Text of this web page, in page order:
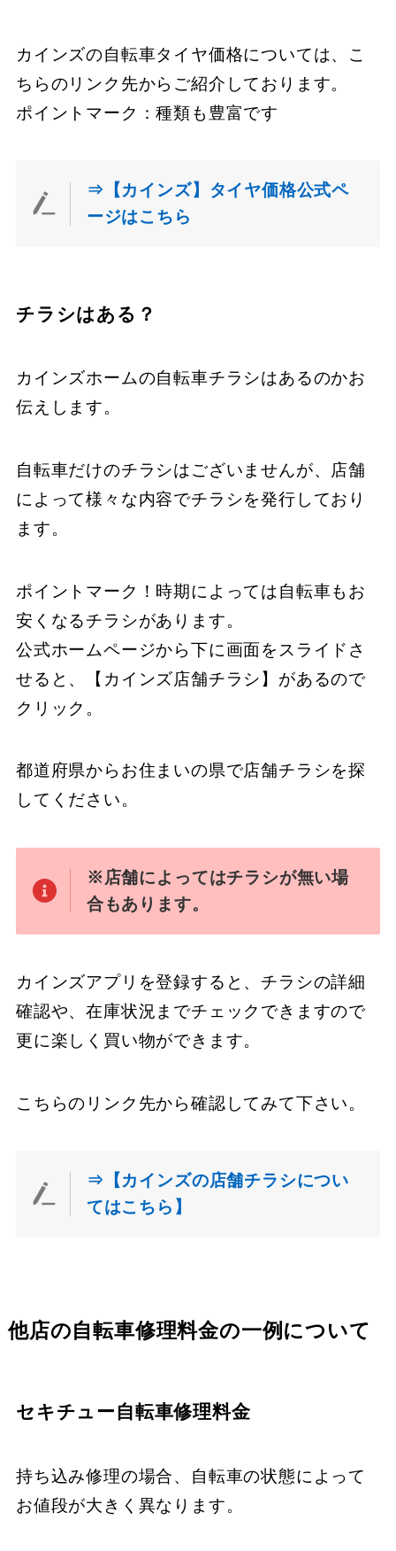
カインズの自転車タイヤ価格については、こ
ちらのリンク先からご紹介しております。
ポイントマーク：種類も豊富です
⇒【カインズ】タイヤ価格公式ペ
ージはこちら
チラシはある？
カインズホームの自転車チラシはあるのかお
伝えします。
自転車だけのチラシはございませんが、店舗
によって様々な内容でチラシを発行しており
ます。
ポイントマーク！時期によっては自転車もお
安くなるチラシがあります。
公式ホームページから下に画面をスライドさ
せると、【カインズ店舗チラシ】があるので
クリック。
都道府県からお住まいの県で店舗チラシを探
してください。
※店舗によってはチラシが無い場
合もあります。
カインズアプリを登録すると、チラシの詳細
確認や、在庫状況までチェックできますので
更に楽しく買い物ができます。
こちらのリンク先から確認してみて下さい。
⇒【カインズの店舗チラシについ
てはこちら】
他店の自転車修理料金の一例について
セキチュー自転車修理料金
持ち込み修理の場合、自転車の状態によって
お値段が大きく異なります。